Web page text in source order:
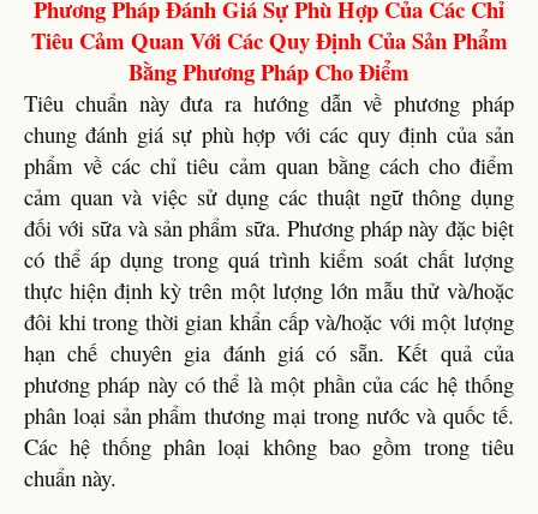
Phương Pháp Đánh Giá Sự Phù Hợp Của Các Chỉ
Tiêu Cảm Quan Với Các Quy Định Của Sản Phẩm
Bằng Phương Pháp Cho Điểm
Tiêu chuẩn này đưa ra hướng dẫn về phương pháp
chung đánh giá sự phù hợp với các quy định của sản
phẩm về các chỉ tiêu cảm quan bằng cách cho điểm
cảm quan và việc sử dụng các thuật ngữ thông dụng
đối với sữa và sản phẩm sữa. Phương pháp này đặc biệt
có thể áp dụng trong quá trình kiểm soát chất lượng
thực hiện định kỳ trên một lượng lớn mẫu thử và/hoặc
đôi khi trong thời gian khẩn cấp và/hoặc với một lượng
hạn chế chuyên gia đánh giá có sẵn. Kết quả của
phương pháp này có thể là một phần của các hệ thống
phân loại sản phẩm thương mại trong nước và quốc tế.
Các hệ thống phân loại không bao gồm trong tiêu
chuẩn này.